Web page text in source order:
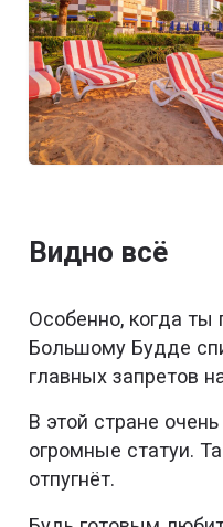
Видно всё
Особенно, когда ты
Большому Будде
главных запретов
В этой стране
огромные статуи.
отпугнёт.